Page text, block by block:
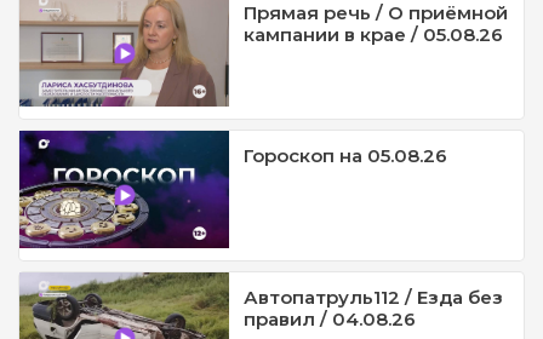
Прямая речь / О приёмной
кампании в крае / 05.08.26
Гороскоп на 05.08.26
Автопатруль112 / Езда без
правил / 04.08.26